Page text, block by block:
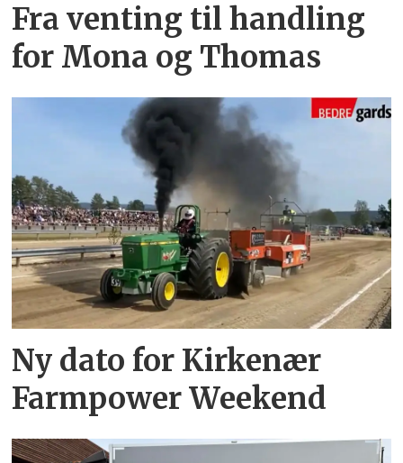
Fra venting til handling
for Mona og Thomas
Ny dato for Kirkenær
Farmpower Weekend